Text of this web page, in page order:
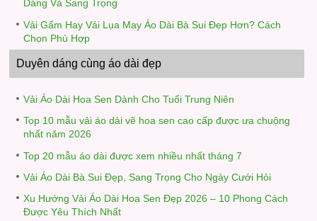
Dáng Và Sang Trọng
Vải Gấm Hay Vải Lụa May Áo Dài Bà Sui Đẹp Hơn? Cách
Chọn Phù Hợp
Duyên dáng cùng áo dài đẹp
Vải Áo Dài Hoa Sen Dành Cho Tuổi Trung Niên
Top 10 mẫu vải áo dài vẽ hoa sen cao cấp được ưa chuộng
nhất năm 2026
Top 20 mẫu áo dài được xem nhiều nhất tháng 7
Vải Áo Dài Bà Sui Đẹp, Sang Trọng Cho Ngày Cưới Hỏi
Xu Hướng Vải Áo Dài Hoa Sen Đẹp 2026 – 10 Phong Cách
Được Yêu Thích Nhất